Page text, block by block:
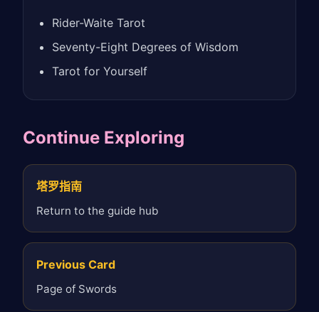
Rider-Waite Tarot
Seventy-Eight Degrees of Wisdom
Tarot for Yourself
Continue Exploring
塔罗指南
Return to the guide hub
Previous Card
Page of Swords